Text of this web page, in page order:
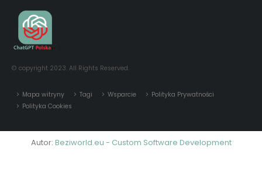
© copyright 2023. All Rights Reserved.
Mapa witryny Tagi Wsparcie
Polityka Prywatności
Polityka Cookies
Autor: Beziworld.eu - Custom Software Development